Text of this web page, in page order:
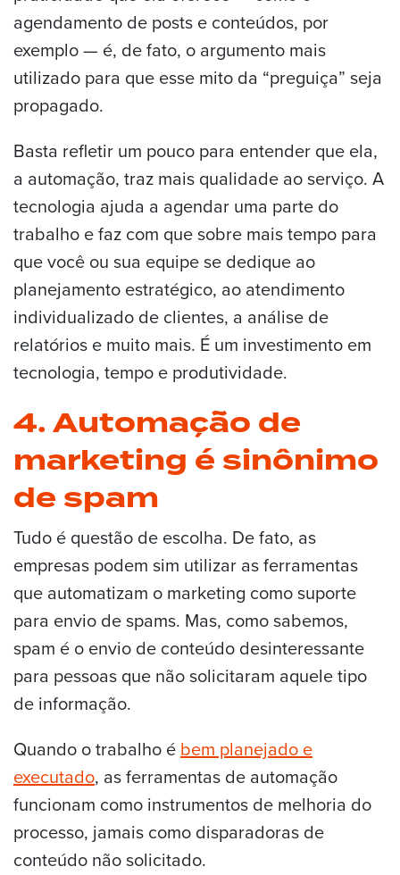
agendamento de posts e conteúdos, por
exemplo — é, de fato, o argumento mais
utilizado para que esse mito da “preguiça” seja
propagado.
Basta refletir um pouco para entender que ela,
a automação, traz mais qualidade ao serviço. A
tecnologia ajuda a agendar uma parte do
trabalho e faz com que sobre mais tempo para
que você ou sua equipe se dedique ao
planejamento estratégico, ao atendimento
individualizado de clientes, a análise de
relatórios e muito mais. É um investimento em
tecnologia, tempo e produtividade.
4. Automação de
marketing é sinônimo
de spam
Tudo é questão de escolha. De fato, as
empresas podem sim utilizar as ferramentas
que automatizam o marketing como suporte
para envio de spams. Mas, como sabemos,
spam é o envio de conteúdo desinteressante
para pessoas que não solicitaram aquele tipo
de informação.
Quando o trabalho é bem planejado e
executado, as ferramentas de automação
funcionam como instrumentos de melhoria do
processo, jamais como disparadoras de
conteúdo não solicitado.